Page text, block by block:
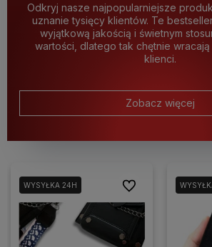
Odkryj nasze najpopularniejsze
uznanie tysięcy klientów. Te
wyjątkową jakością i świetnym
wartości, dlatego tak chętnie wracają
klienci.
Zobacz więcej
WYSYŁKA 24H Do ulubionych